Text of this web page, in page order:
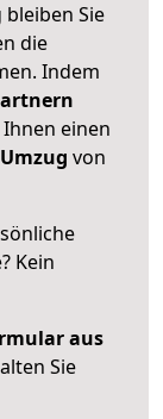
Sie
die
Indem
einen
von
Kein
aus
Sie